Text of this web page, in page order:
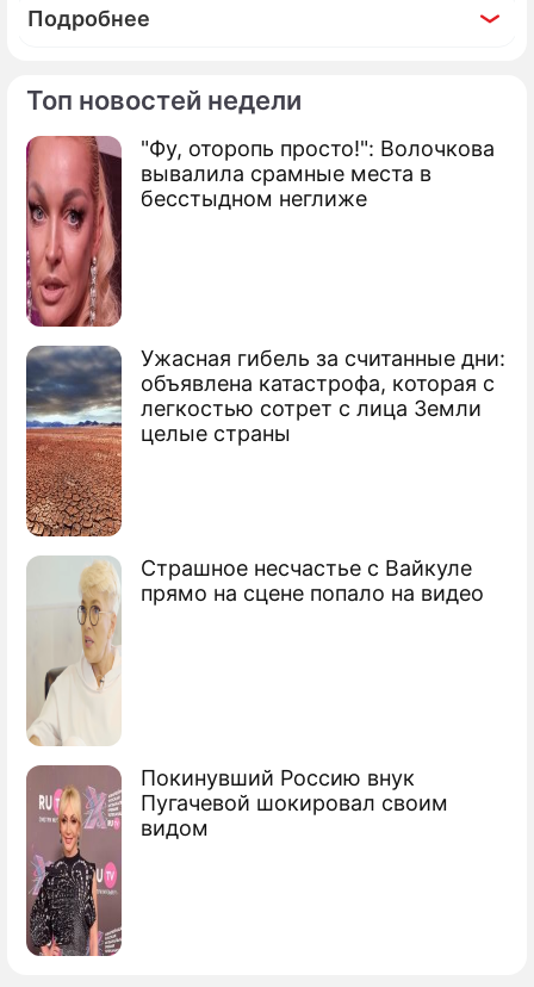
Топ новостей недели
"Фу, оторопь просто!": Волочкова
вывалила срамные места в
бесстыдном неглиже
Ужасная гибель за считанные дни:
объявлена катастрофа, которая с
легкостью сотрет с лица Земли
целые страны
Страшное несчастье с Вайкуле
прямо на сцене попало на видео
Покинувший Россию внук
Пугачевой шокировал своим
видом
Подробнее
По теме
Медведев и Обама разоружили друг
друга
ООН призывает уничтожить оружие
Россия уничтожит тысячу ядерных
бомб